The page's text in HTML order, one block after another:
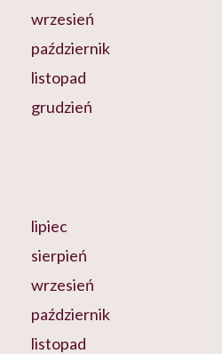
wrzesień
październik
listopad
grudzień
lipiec
sierpień
wrzesień
październik
listopad